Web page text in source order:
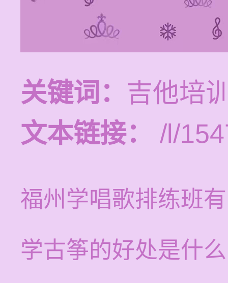
关键词： 吉他培
文本链接：
/l/
福州学唱歌排练班
学古筝的好处是什么